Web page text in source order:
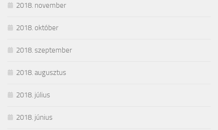
2018. november
2018. október
2018. szeptember
2018. augusztus
2018. július
2018. június